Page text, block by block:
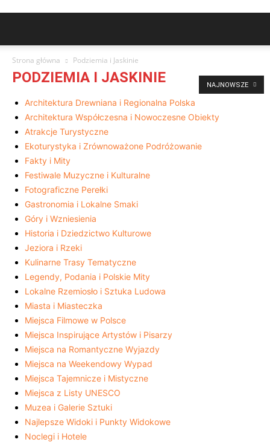
Strona główna Podziemia i Jaskinie
PODZIEMIA I JASKINIE
Architektura Drewniana i Regionalna Polska
Architektura Współczesna i Nowoczesne Obiekty
Atrakcje Turystyczne
Ekoturystyka i Zrównoważone Podróżowanie
Fakty i Mity
Festiwale Muzyczne i Kulturalne
Fotograficzne Perełki
Gastronomia i Lokalne Smaki
Góry i Wzniesienia
Historia i Dziedzictwo Kulturowe
Jeziora i Rzeki
Kulinarne Trasy Tematyczne
Legendy, Podania i Polskie Mity
Lokalne Rzemiosło i Sztuka Ludowa
Miasta i Miasteczka
Miejsca Filmowe w Polsce
Miejsca Inspirujące Artystów i Pisarzy
Miejsca na Romantyczne Wyjazdy
Miejsca na Weekendowy Wypad
Miejsca Tajemnicze i Mistyczne
Miejsca z Listy UNESCO
Muzea i Galerie Sztuki
Najlepsze Widoki i Punkty Widokowe
Noclegi i Hotele
NAJNOWSZE